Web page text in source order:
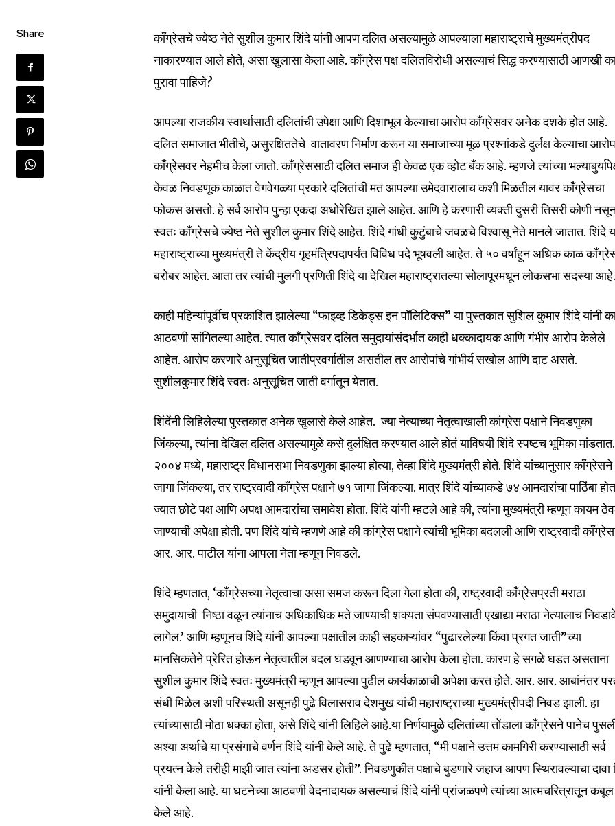
Join our community of
SUBSCRIBERS and be part
of the conversation.
To subscribe, simply enter your email address on our website or click
the subscribe button below. Don't worry, we respect your privacy and
Share
काँग्रेसचे ज्येष्ठ नेते सुशील कुमार शिंदे यांनी आपण दलित असल्यामुळे आपल्याला महाराष्ट्राचे मुख्यमंत्रीपद
नाकारण्यात आले होते, असा खुलासा केला आहे. काँग्रेस पक्ष दलितविरोधी असल्याचं सिद्ध करण्यासाठी आणखी
पुरावा पाहिजे?
आपल्या राजकीय स्वार्थासाठी दलितांची उपेक्षा आणि दिशाभूल केल्याचा आरोप काँग्रेसवर अनेक दशके होत आहे.
दलित समाजात भीतीचे, असुरक्षिततेचे वातावरण निर्माण करून या समाजाच्या मूळ प्रश्नांकडे दुर्लक्ष केल्याचा आरोप
काँग्रेसवर नेहमीच केला जातो. काँग्रेससाठी दलित समाज ही केवळ एक व्होट बँक आहे. म्हणजे त्यांच्या
केवळ निवडणूक काळात वेगवेगळ्या प्रकारे दलितांची मत आपल्या उमेदवारालाच कशी मिळतील यावर काँग्रेसचा
फोकस असतो. हे सर्व आरोप पुन्हा एकदा अधोरेखित झाले आहेत. आणि हे करणारी व्यक्ती दुसरी तिसरी कोणी
स्वतः काँग्रेसचे ज्येष्ठ नेते सुशील कुमार शिंदे आहेत. शिंदे गांधी कुटुंबाचे जवळचे विश्वासू नेते मानले जातात. शिंदे
महाराष्ट्राच्या मुख्यमंत्री ते केंद्रीय गृहमंत्रिपदापर्यंत विविध पदे भूषवली आहेत. ते ५० वर्षांहून अधिक काळ
बरोबर आहेत. आता तर त्यांची मुलगी प्रणिती शिंदे या देखिल महाराष्ट्रातल्या सोलापूरमधून लोकसभा सदस्या आहे.
काही महिन्यांपूर्वीच प्रकाशित झालेल्या “फाइव्ह डिकेड्स इन पॉलिटिक्स” या पुस्तकात सुशिल कुमार शिंदे यांनी
आठवणी सांगितल्या आहेत. त्यात काँग्रेसवर दलित समुदायांसंदर्भात काही धक्कादायक आणि गंभीर आरोप केलेले
आहेत. आरोप करणारे अनुसूचित जातीप्रवर्गातील असतील तर आरोपांचे गांभीर्य सखोल आणि दाट असते.
सुशीलकुमार शिंदे स्वतः अनुसूचित जाती वर्गातून येतात.
शिंदेंनी लिहिलेल्या पुस्तकात अनेक खुलासे केले आहेत. ज्या नेत्याच्या नेतृत्वाखाली कांग्रेस पक्षाने निवडणुका
जिंकल्या, त्यांना देखिल दलित असल्यामुळे कसे दुर्लक्षित करण्यात आले होतं याविषयी शिंदे स्पष्टच भूमिका मांडतात.
२००४ मध्ये, महाराष्ट्र विधानसभा निवडणुका झाल्या होत्या, तेव्हा शिंदे मुख्यमंत्री होते. शिंदे यांच्यानुसार
जागा जिंकल्या, तर राष्ट्रवादी काँग्रेस पक्षाने ७१ जागा जिंकल्या. मात्र शिंदे यांच्याकडे ७४ आमदारांचा पाठिंबा
ज्यात छोटे पक्ष आणि अपक्ष आमदारांचा समावेश होता. शिंदे यांनी म्हटले आहे की, त्यांना मुख्यमंत्री म्हणून कायम
जाण्याची अपेक्षा होती. पण शिंदे यांचे म्हणणे आहे की कांग्रेस पक्षाने त्यांची भूमिका बदलली आणि राष्ट्रवादी
आर. आर. पाटील यांना आपला नेता म्हणून निवडले.
शिंदे म्हणतात, ‘काँग्रेसच्या नेतृत्वाचा असा समज करून दिला गेला होता की, राष्ट्रवादी काँग्रेसप्रती मराठा
समुदायाची निष्ठा वळून त्यांनाच अधिकाधिक मते जाण्याची शक्यता संपवण्यासाठी एखाद्या मराठा नेत्यालाच
लागेल.’ आणि म्हणूनच शिंदे यांनी आपल्या पक्षातील काही सहकाऱ्यांवर “पुढारलेल्या किंवा प्रगत जाती”च्या
मानसिकतेने प्रेरित होऊन नेतृत्वातील बदल घडवून आणण्याचा आरोप केला होता. कारण हे सगळे घडत असताना
सुशील कुमार शिंदे स्वतः मुख्यमंत्री म्हणून आपल्या पुढील कार्यकाळाची अपेक्षा करत होते. आर. आर. आबांनंतर
संधी मिळेल अशी परिस्थती असूनही पुढे विलासराव देशमुख यांची महाराष्ट्राच्या मुख्यमंत्रीपदी निवड झाली. हा
त्यांच्यासाठी मोठा धक्का होता, असे शिंदे यांनी लिहिले आहे.या निर्णयामुळे दलितांच्या तोंडाला काँग्रेसने पानेच
अश्या अर्थाचे या प्रसंगाचे वर्णन शिंदे यांनी केले आहे. ते पुढे म्हणतात, “मी पक्षाने उत्तम कामगिरी करण्यासाठी सर्व
प्रयत्न केले तरीही माझी जात त्यांना अडसर होती”. निवडणुकीत पक्षाचे बुडणारे जहाज आपण स्थिरावल्याचा दावा
यांनी केला आहे. या घटनेच्या आठवणी वेदनादायक असल्याचं शिंदे यांनी प्रांजळपणे त्यांच्या आत्मचरित्रातून कबूल
केले आहे.